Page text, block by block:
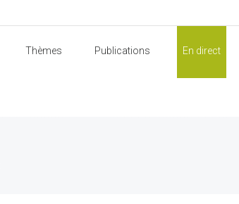
Thèmes Publications En direct